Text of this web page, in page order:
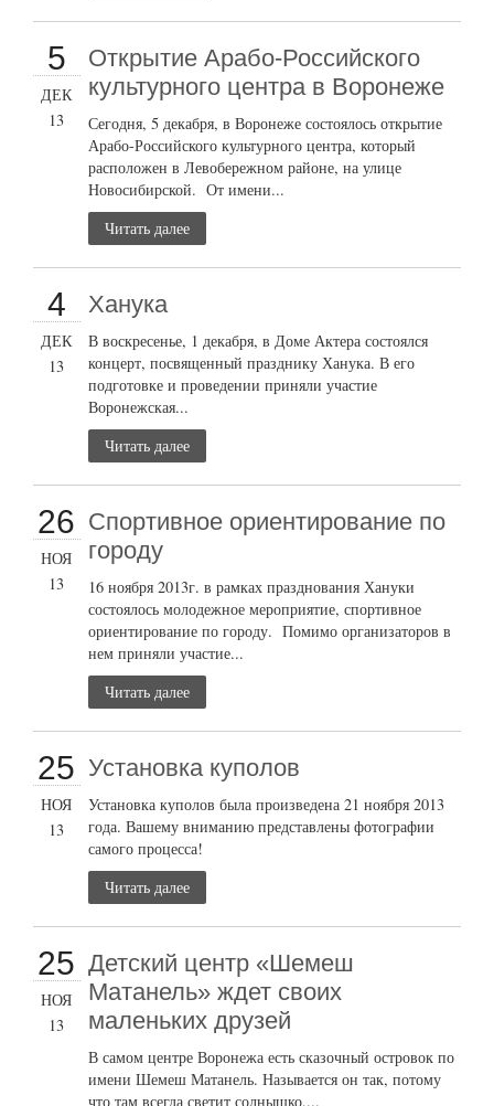
5
ДЕК
13
Открытие Арабо-Российского
культурного центра в Воронеже
Сегодня, 5 декабря, в Воронеже состоялось открытие
Арабо-Российского культурного центра, который
расположен в Левобережном районе, на улице
Новосибирской. От имени...
Читать далее
4
ДЕК
13
Ханука
В воскресенье, 1 декабря, в Доме Актера состоялся
концерт, посвященный празднику Ханука. В его
подготовке и проведении приняли участие
Воронежская...
Читать далее
26
НОЯ
13
Cпортивное ориентирование по
городу
16 ноября 2013г. в рамках празднования Хануки
состоялось молодежное мероприятие, спортивное
ориентирование по городу. Помимо организаторов в
нем приняли участие...
Читать далее
25
НОЯ
13
Установка куполов
Установка куполов была произведена 21 ноября 2013
года. Вашему вниманию представлены фотографии
самого процесса!
Читать далее
25
НОЯ
13
Детский центр «Шемеш
Матанель» ждет своих
маленьких друзей
В самом центре Воронежа есть сказочный островок по
имени Шемеш Матанель. Называется он так, потому
что там всегда светит солнышко,...